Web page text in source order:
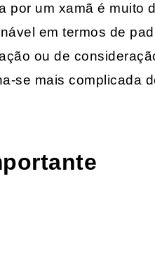
por um xamã é muito
em termos de
ou de
se mais complicada